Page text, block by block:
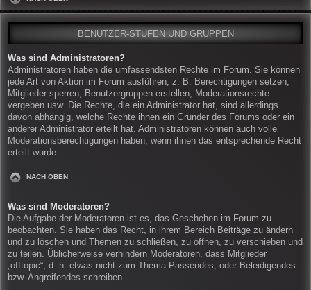
BENUTZER-STUFEN UND GRUPPEN
Was sind Administratoren?
Administratoren haben die umfassendsten Rechte im Forum. Sie können
jede Art von Aktion im Forum ausführen; z. B. Berechtigungen setzen,
Mitglieder sperren, Benutzergruppen erstellen, Moderationsrechte
vergeben usw. Die Rechte, die ein Administrator hat, sind allerdings
davon abhängig, welche Rechte ihnen ein Gründer des Forums oder ein
anderer Administrator erteilt hat. Administratoren können auch volle
Moderationsberechtigungen haben, wenn ihnen das entsprechende Recht
erteilt wurde.
NACH OBEN
Was sind Moderatoren?
Die Aufgabe der Moderatoren ist es, das Geschehen im Forum zu
beobachten. Sie haben das Recht, in ihrem Bereich Beiträge zu ändern
und zu löschen und Themen zu schließen, zu öffnen, zu verschieben und
zu teilen. Üblicherweise verhindern Moderatoren, dass Mitglieder
„offtopic“, d. h. etwas nicht zum Thema Passendes, oder Beleidigendes
bzw. Angreifendes schreiben.